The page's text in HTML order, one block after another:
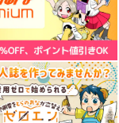
イドフロの日常
NAGEYARI
3,850円（税込）
ボンドルド